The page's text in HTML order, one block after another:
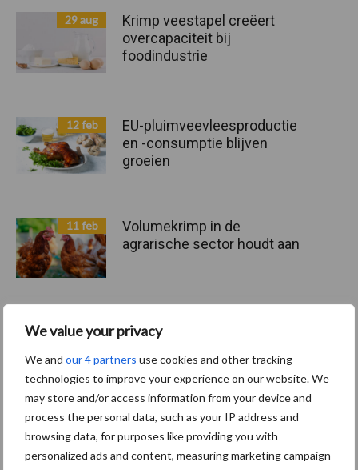
We value your privacy
We and our 4 partners use cookies and other tracking
technologies to improve your experience on our website. We
may store and/or access information from your device and
process the personal data, such as your IP address and
browsing data, for purposes like providing you with
personalized ads and content, measuring marketing campaign
29 aug
Krimp veestapel creëert
overcapaciteit bij
foodindustrie
12 feb
EU-pluimveevleesproductie
en -consumptie blijven
groeien
11 feb
Volumekrimp in de
agrarische sector houdt aan
30 jan
Handelswaarden voor vlees
Toon meer